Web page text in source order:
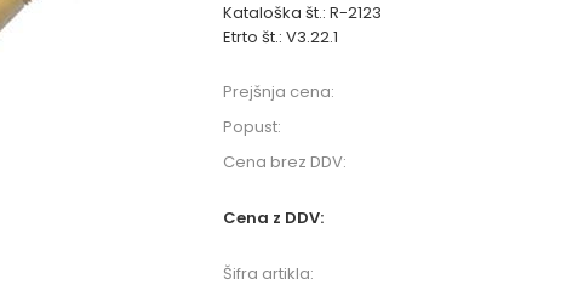
Kataloška št.: R-2123
Etrto št.: V3.22.1
Prejšnja cena:
Popust:
Cena brez DDV:
Cena z DDV:
Šifra artikla: